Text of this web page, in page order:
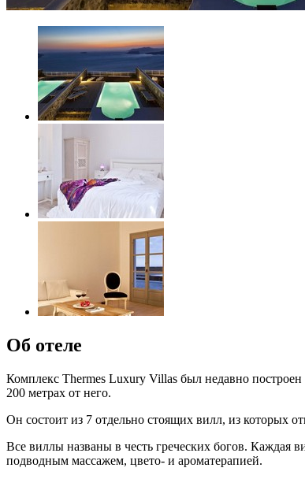
Об отеле
Комплекс Thermes Luxury Villas был недавно
200 метрах от него.
Он состоит из 7 отдельно стоящих вилл, из которых
Все виллы названы в честь греческих богов. Каждая
подводным массажем, цвето- и ароматерапией.